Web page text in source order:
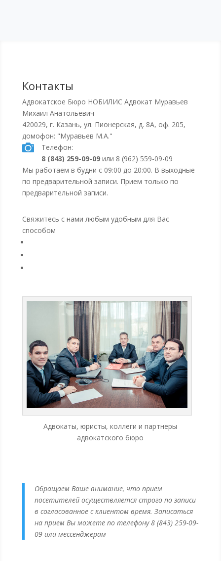
Контакты
Адвокатское Бюро НОБИЛИС Адвокат Муравьев
Михаил Анатольевич
420029, г. Казань, ул. Пионерская, д. 8А, оф. 205,
домофон: "Муравьев М.А."
Телефон:
8 (843) 259-09-09или 8 (962) 559-09-09
Мы работаем в будни с 09:00 до 20:00. В выходные
по предварительной записи. Прием только по
предварительной записи.
Свяжитесь с нами любым удобным для Вас
способом
Адвокаты, юристы, коллеги и партнеры
адвокатского бюро
Обращаем Ваше внимание, что прием
посетителей осуществляется строго по записи
в согласованное с клиентом время. Записаться
на прием Вы можете по телефону 8 (843) 259-09-
09 или мессенджерам